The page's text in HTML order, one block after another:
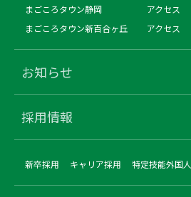
まごころタウン静岡
アクセス
まごころタウン新百合ヶ丘
アクセス
お知らせ
採用情報
新卒採用 キャリア採用 特定技能外国人